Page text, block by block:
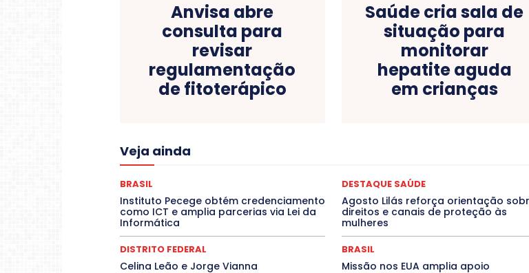
Anvisa abre
consulta para
revisar
regulamentação
de fitoterápico
Saúde cria sala de
situação para
monitorar
hepatite aguda
em crianças
Veja ainda
COLUNAS
CONTRATO TEMPORÁRIO
DESTAQUE BRASIL DESTAQUE DF
DESTAQUES
Destaques Enfermagem Unida DESTAQUES OUTROS
DISTRITO
EDUCAÇÃO
ELEIÇÕES EMPREGO E OPORTUNIDADES ENTORNO
Espírito Santo
ESPORTE ESTÁGIO EVENTOS EXPOSIÇÃO Featured
Febre
Jogos Online
LITERATURA
Mato Grosso do Sul
Minas Gerais
O Plantonista
Opinião Pará Paraíba Paraná Pernambuco
BRASIL
Instituto Pecege obtém credenciamento
como ICT e amplia parcerias via Lei da
Informática
DESTAQUE SAÚDE
Agosto Lilás reforça orientação
direitos e canais de proteção às
mulheres
DISTRITO FEDERAL
Celina Leão e Jorge Vianna
BRASIL
Missão nos EUA amplia apoio